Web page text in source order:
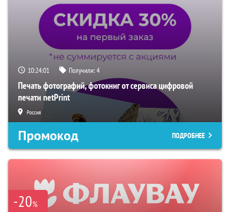
10:24:00 Получили:4
Печать фотографий, фотокниг от сервиса цифровой
печати netPrint
Россия
Промокод ПОДРОБНЕЕ
-20%